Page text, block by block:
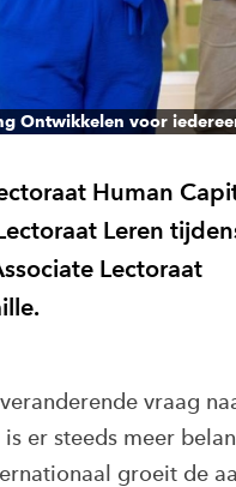
Ontwikkelen voor
Human
Leren
Lectoraat
vraag
er steeds meer
groeit de